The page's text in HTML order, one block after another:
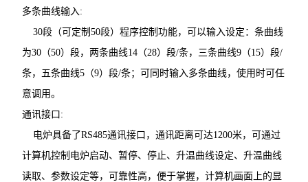
多条曲线输入:
30段（可定制50段）程序控制功能，可以输入设定：条曲线
为30（50）段，两条曲线14（28）段/条，三条曲线9（15）段/
条，五条曲线5（9）段/条；可同时输入多条曲线，使用时可任
意调用。
通讯接口:
电炉具备了RS485通讯接口，通讯距离可达1200米，可通过
计算机控制电炉启动、暂停、停止、升温曲线设定、升温曲线
读取、参数设定等，可靠性高，便于掌握，计算机画面上的显